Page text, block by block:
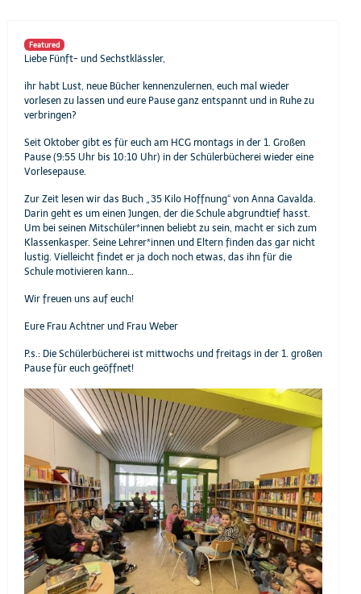
Featured
Liebe Fünft- und Sechstklässler,
ihr habt Lust, neue Bücher kennenzulernen, euch mal wieder
vorlesen zu lassen und eure Pause ganz entspannt und in Ruhe zu
verbringen?
Seit Oktober gibt es für euch am HCG montags in der 1. Großen
Pause (9:55 Uhr bis 10:10 Uhr) in der Schülerbücherei wieder eine
Vorlesepause.
Zur Zeit lesen wir das Buch „35 Kilo Hoffnung“ von Anna Gavalda.
Darin geht es um einen Jungen, der die Schule abgrundtief hasst.
Um bei seinen Mitschüler*innen beliebt zu sein, macht er sich zum
Klassenkasper. Seine Lehrer*innen und Eltern finden das gar nicht
lustig. Vielleicht findet er ja doch noch etwas, das ihn für die
Schule motivieren kann…
Wir freuen uns auf euch!
Eure Frau Achtner und Frau Weber
P.s.: Die Schülerbücherei ist mittwochs und freitags in der 1. großen
Pause für euch geöffnet!